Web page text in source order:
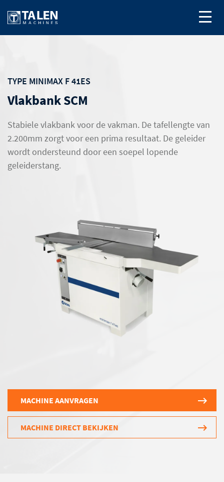
TYPE MINIMAX F 41ES
Vlakbank SCM
Stabiele vlakbank voor de vakman. De tafellengte van
2.200mm zorgt voor een prima resultaat. De geleider
wordt ondersteund door een soepel lopende
geleiderstang.
MACHINE AANVRAGEN
MACHINE DIRECT BEKIJKEN